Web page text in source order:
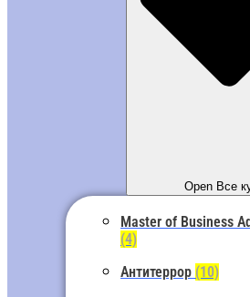
Open Все
Master of Business
(4)
Антитеррор (10)